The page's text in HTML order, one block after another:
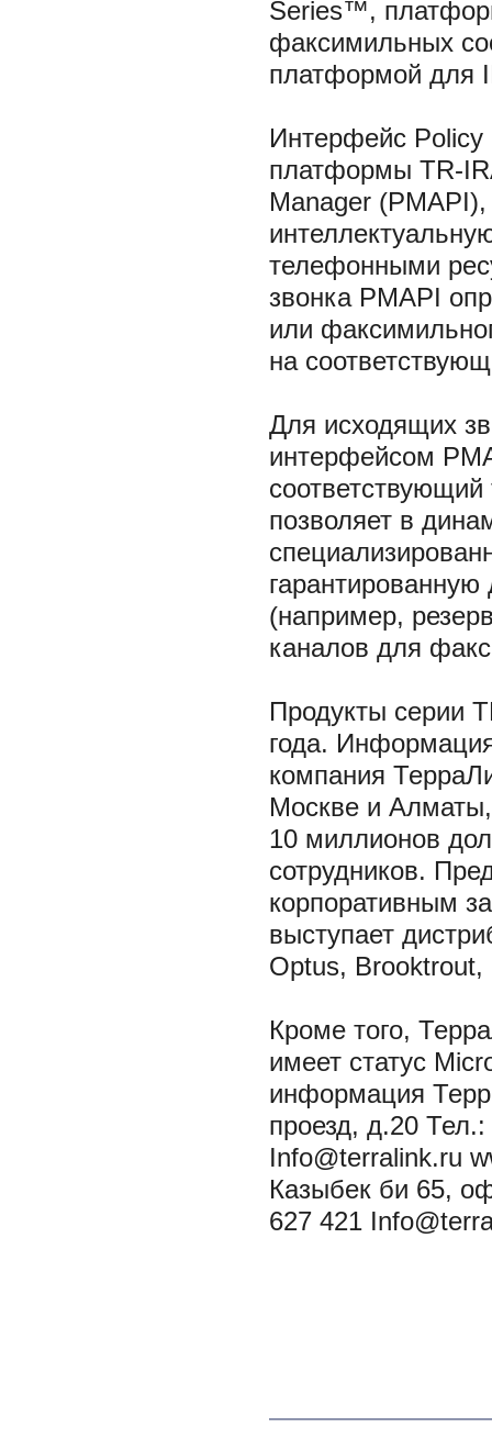
Series™,
факсимильных
платформой для
Интерфейс
платформы TR-
Manager
телефонными
звонка PMAPI
или
на
Для исходящих
интерфейсом
позволяет в
(например,
каналов для
Продукты cерии
года.
компания
Москве и Алматы,
10 миллионов
сотрудников.
корпоративным
выступает
Optus,
Кроме того,
имеет статус
информация
проезд, д.20
Info@terralink.ru
Казыбек би 65,
627 421